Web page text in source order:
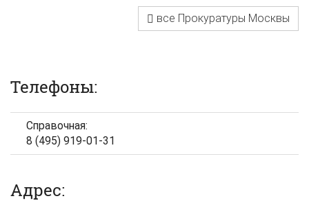
все Прокуратуры Москвы
Телефоны:
Справочная:
8 (495) 919-01-31
Адрес: